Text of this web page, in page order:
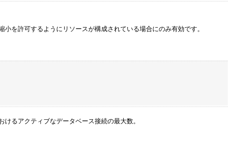
を許可するようにリソースが構成されている場合にのみ有効です。
るアクティブなデータベース接続の最大数。